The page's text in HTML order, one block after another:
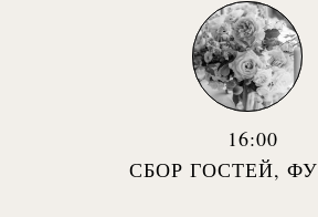
СБОР ГОСТЕЙ,
16:00